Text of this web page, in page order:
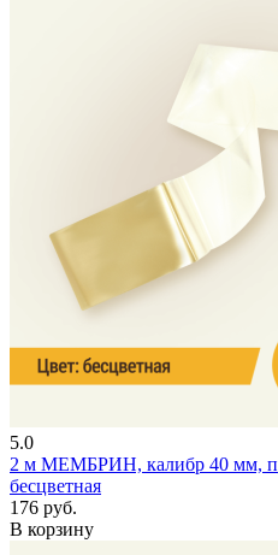
5.0
2 м МЕМБРИН, калибр 40 мм,
бесцветная
176 руб.
В корзину